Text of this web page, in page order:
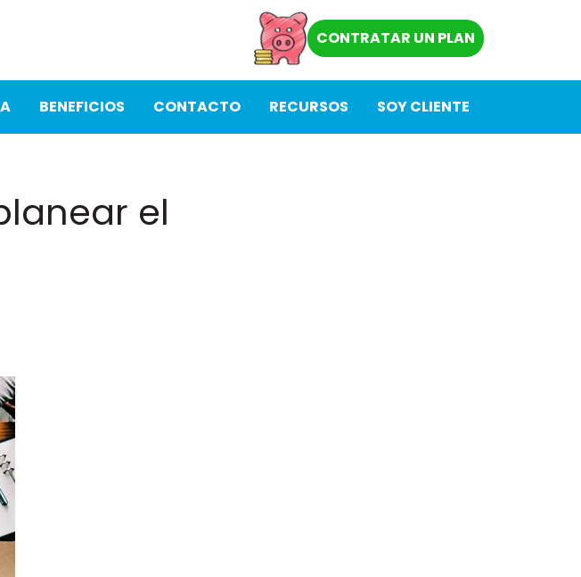
CONTRATAR UN PLAN
BENEFICIOS CONTACTO RECURSOS SOY CLIENTE
el